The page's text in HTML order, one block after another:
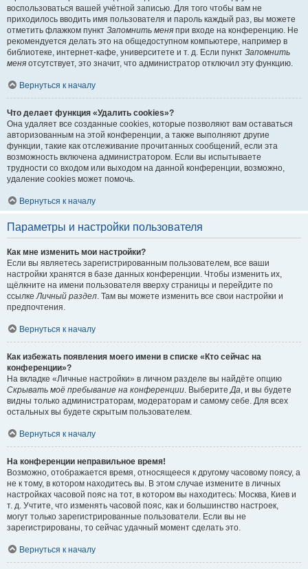
воспользоваться вашей учётной записью. Для того чтобы вам не
приходилось вводить имя пользователя и пароль каждый раз, вы можете
отметить флажком пункт Запомнить меня при входе на конференцию. Не
рекомендуется делать это на общедоступном компьютере, например в
библиотеке, интернет-кафе, университете и т. д. Если пункт Запомнить
меня отсутствует, это значит, что администратор отключил эту функцию.
Вернуться к началу
Что делает функция «Удалить cookies»?
Она удаляет все созданные cookies, которые позволяют вам оставаться
авторизованным на этой конференции, а также выполняют другие
функции, такие как отслеживание прочитанных сообщений, если эта
возможность включена администратором. Если вы испытываете
трудности со входом или выходом на данной конференции, возможно,
удаление cookies может помочь.
Вернуться к началу
Параметры и настройки пользователя
Как мне изменить мои настройки?
Если вы являетесь зарегистрированным пользователем, все ваши
настройки хранятся в базе данных конференции. Чтобы изменить их,
щёлкните на имени пользователя вверху страницы и перейдите по
ссылкеЛичный раздел. Там вы можете изменить все свои настройки и
предпочтения.
Вернуться к началу
Как избежать появления моего имени в списке «Кто сейчас на
конференции»?
На вкладке «Личные настройки» в личном разделе вы найдёте опцию
Скрывать моё пребывание на конференции. ВыберитеДа, и вы будете
видны только администраторам, модераторам и самому себе. Для всех
остальных вы будете скрытым пользователем.
Вернуться к началу
На конференции неправильное время!
Возможно, отображается время, относящееся к другому часовому поясу, а
не к тому, в котором находитесь вы. В этом случае измените в личных
настройках часовой пояс на тот, в котором вы находитесь: Москва, Киев и
т. д. Учтите, что изменять часовой пояс, как и большинство настроек,
могут только зарегистрированные пользователи. Если вы не
зарегистрированы, то сейчас удачный момент сделать это.
Вернуться к началу